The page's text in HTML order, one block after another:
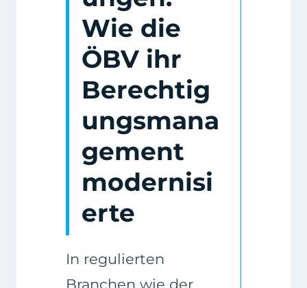
Wie die
ÖBV ihr
Berechtig
ungsmana
gement
modernisi
erte
In regulierten
Branchen wie der